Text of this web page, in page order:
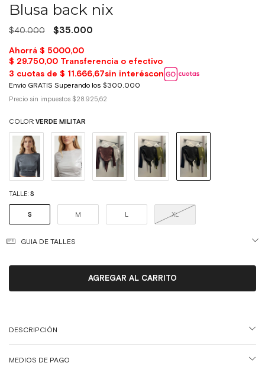
Blusa back nix
$40.000 $35.000
Precio sin impuestos $28.925,62
COLOR: VERDE MILITAR
TALLE: S
S M L XL
GUIA DE TALLES
DESCRIPCIÓN
MEDIOS DE PAGO